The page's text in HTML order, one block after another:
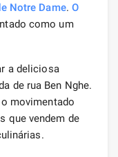
Notre Dame. O
como um
a deliciosa
de rua Ben Nghe.
movimentado
que vendem de